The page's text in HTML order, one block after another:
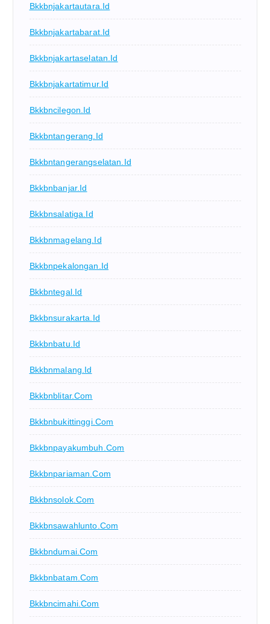
Bkkbnjakartautara.id
Bkkbnjakartabarat.id
Bkkbnjakartaselatan.id
Bkkbnjakartatimur.id
Bkkbncilegon.id
Bkkbntangerang.id
Bkkbntangerangselatan.id
Bkkbnbanjar.id
Bkkbnsalatiga.id
Bkkbnmagelang.id
Bkkbnpekalongan.id
Bkkbntegal.id
Bkkbnsurakarta.id
Bkkbnbatu.id
Bkkbnmalang.id
Bkkbnblitar.com
Bkkbnbukittinggi.com
Bkkbnpayakumbuh.com
Bkkbnpariaman.com
Bkkbnsolok.com
Bkkbnsawahlunto.com
Bkkbndumai.com
Bkkbnbatam.com
Bkkbncimahi.com